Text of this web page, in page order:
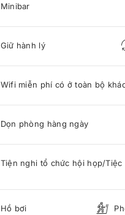
Minibar
Giữ hành lý
Wifi miễn phí có ở toàn bộ
Dọn phòng hàng ngày
Tiện nghi tổ chức hội họp/Tiệc
Hồ bơi